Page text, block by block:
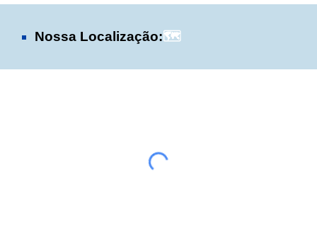
Nossa Localização:🗺️